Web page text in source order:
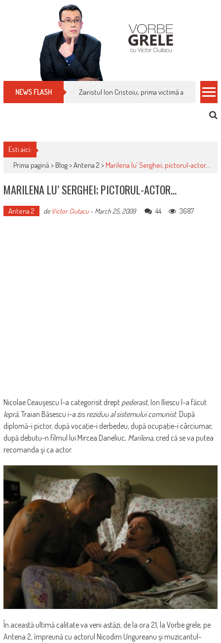
NEWS FLASH Cum îți schimbi, rapid, gratuit și eficient,
Esti aici:
Prima pagină > Blog>Antena 2 > Marilena lu’ Serghei; pictorul-actor…
MARILENA LU’ SERGHEI; PICTORUL-ACTOR…
Antena 2 de Victor Ciutacu- March 25, 2009 44 3687
Nicolae Ceauşescu l-a categorisit drept pederast, Ion Iliescu l-a făcut
lepră, Traian Băsescu i-a zis reziduu al sistemului comunist. După
diplomă-i pictor, după vocaţie-i derbedeu, după ocupaţie-i cârciumar,
după debutu-n filmul lui Mircea Daneliuc, Marilena, cred că se va putea
recomanda şi ca actor.
În această ultimă calitate va veni astăzi, de la ora 21, la Vorbe grele, pe
Antena 2, împreună cu actorul Nicodim Ungureanu şi muzicantul-